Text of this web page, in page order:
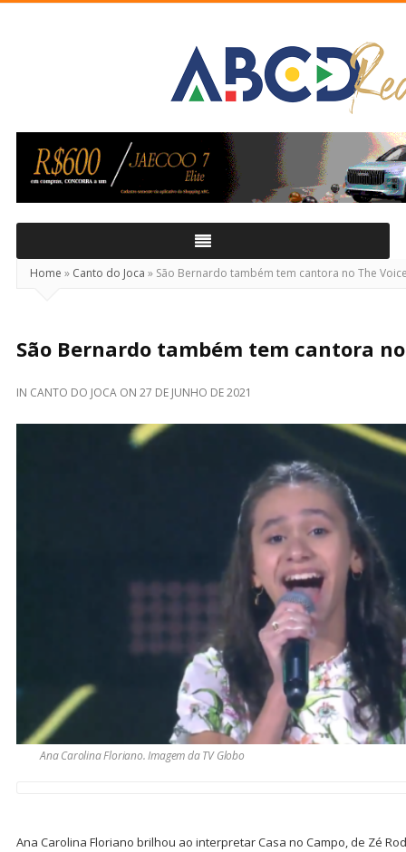
Real
Home » Canto do Joca » São Bernardo também tem cantora no The
São Bernardo também tem cantora
IN CANTO DO JOCA ON 27 DE JUNHO DE 2021
Ana Carolina Floriano. Imagem da TV Globo
Ana Carolina Floriano brilhou ao interpretar Casa no Campo, de Zé